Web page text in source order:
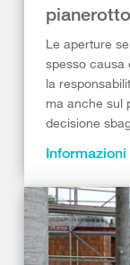
Le aperture
spesso causa
la
ma anche sul
decisione